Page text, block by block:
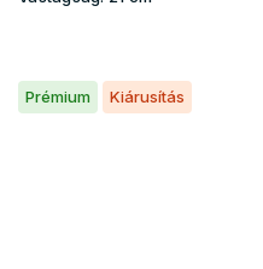
Prémium Kiárusítás